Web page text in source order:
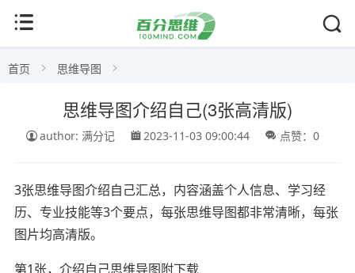
首页 思维导图
思维导图介绍自己(3张高清版)
author: 满分记 2023-11-03 09:00:44 点赞：0
3张思维导图介绍自己汇总，内容涵盖个人信息、学习经
历、专业技能等3个要点，每张思维导图都非常清晰，每张
图片均高清版。
第1张，介绍自己思维导图附下载